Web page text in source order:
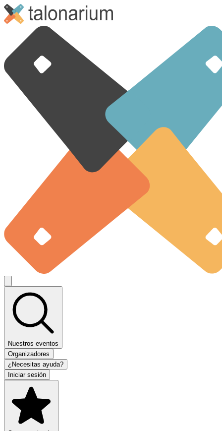
Nuestros eventos
Organizadores
¿Necesitas ayuda?
Iniciar sesión